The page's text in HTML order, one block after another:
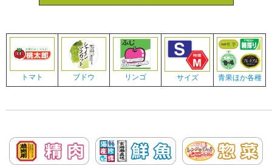
トマト ブドウ リンゴ サイズ 青果ほか各種